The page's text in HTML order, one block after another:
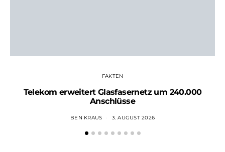
FAKTEN
Telekom erweitert Glasfasernetz um 240.000
Anschlüsse
BEN KRAUS 3. AUGUST 2026